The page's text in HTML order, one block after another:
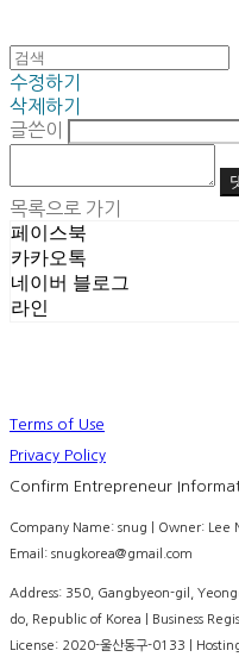
수정하기
삭제하기
글쓴이
목록으로 가기
페이스북
카카오톡
네이버 블로그
라인
Terms of Use
Privacy Policy
Confirm Entrepreneur
Company Name: snug | Owner: Lee
Email: snugkorea@gmail.com
Address: 350, Gangbyeon-gil,
do, Republic of Korea | Business
License: 2020-울산동구-0133 |